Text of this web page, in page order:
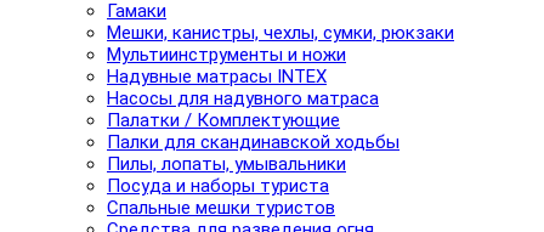
Гамаки
Мешки, канистры, чехлы, сумки, рюкзаки
Мультиинструменты и ножи
Надувные матрасы INTEX
Насосы для надувного матраса
Палатки / Комплектующие
Палки для скандинавской ходьбы
Пилы, лопаты, умывальники
Посуда и наборы туриста
Спальные мешки туристов